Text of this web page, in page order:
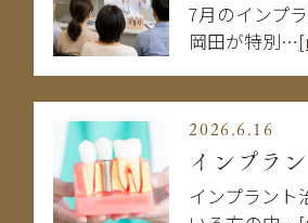
7月のインプ
岡田が特別…
2026.6.16
インプラント